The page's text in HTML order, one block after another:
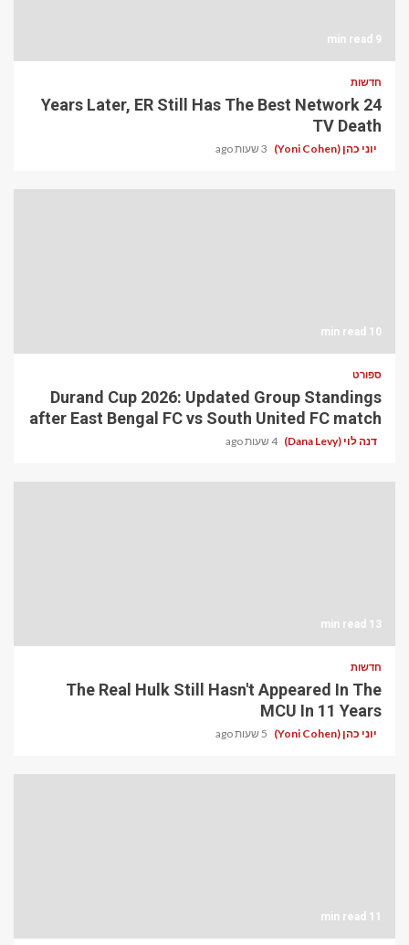
9 min read
חדשות
24 Years Later, ER Still Has The Best Network
TV Death
יוני כהן (Yoni Cohen) 3 שעות ago
10 min read
ספורט
Durand Cup 2026: Updated Group Standings
after East Bengal FC vs South United FC match
דנה לוי (Dana Levy) 4 שעות ago
13 min read
חדשות
The Real Hulk Still Hasn't Appeared In The
MCU In 11 Years
יוני כהן (Yoni Cohen) 5 שעות ago
11 min read